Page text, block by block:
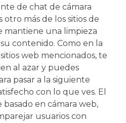
de chat de cámara
otro más de los sitios de
mantiene una limpieza
contenido. Como en la
web mencionados, te
al azar y puedes
pasar a la siguiente
con lo que ves. El
en cámara web,
usuarios con